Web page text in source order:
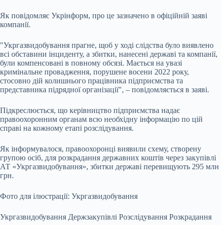
Як повідомляє Укрінформ, про це зазначено в офіційній заяві
компанії.
"Укргазвидобування прагне, щоб у ході слідства було виявлено
всі обставини інциденту, а збитки, нанесені державі та компанії,
були компенсовані в повному обсязі. Мається на увазі
кримінальне провадження, порушене восени 2022 року,
стосовно дій колишнього працівника підприємства та
представника підрядної організації", – повідомляється в заяві.
Підкреслюється, що керівництво підприємства надає
правоохоронним органам всю необхідну інформацію по цій
справі на кожному етапі розслідування.
Як інформувалося, правоохоронці виявили схему, створену
групою осіб, для розкрадання державних коштів через закупівлі
АТ «Укргазвидобування», збитки державі перевищують 295 млн
грн.
Фото для ілюстрації: Укргазвидобування
Укргазвидобування Держзакупівлі Розслідування Розкрадання